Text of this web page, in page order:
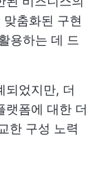
춤화된 구현
용하는 데 드
되었지만, 더
랫폼에 대한 더
한 구성 노력